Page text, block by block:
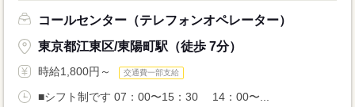
コールセンター（テレフォンオペレーター）
東京都江東区/東陽町駅（徒歩 7分）
時給1,800円～ 交通費一部支給
■シフト制です 07：00〜15：30 14：00〜...